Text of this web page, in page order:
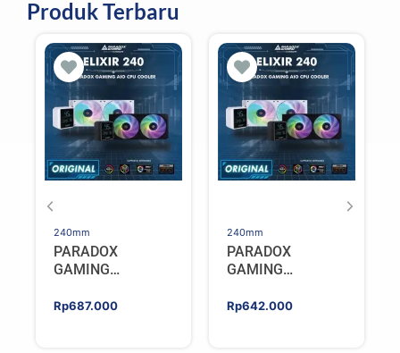
Produk Terbaru
240mm
PARADOX
GAMING
ELIXIR 240 – AIO
Rp687.000
240mm
PARADOX
GAMING
ELIXIR 240 – AIO
Rp642.000